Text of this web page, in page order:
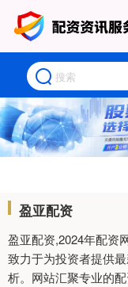
盈亚配资
盈亚配资,2024年配资
致力于为投资者提供
析。网站汇聚专业的